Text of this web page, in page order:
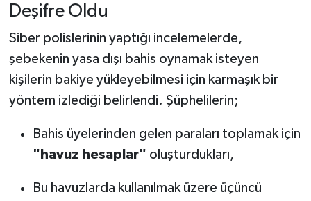
Deşifre Oldu
Siber polislerinin yaptığı incelemelerde,
şebekenin yasa dışı bahis oynamak isteyen
kişilerin bakiye yükleyebilmesi için karmaşık bir
yöntem izlediği belirlendi. Şüphelilerin;
Bahis üyelerinden gelen paraları toplamak için
"havuz hesaplar" oluşturdukları,
Bu havuzlarda kullanılmak üzere üçüncü